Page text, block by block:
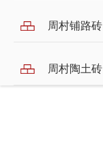
周村铺路砖
周村陶土砖